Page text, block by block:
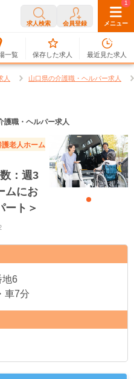
求人検索 会員登録 メニュー
一覧
0
保存した求人
1
最近見た求人
人 山口県の介護職・ヘルパー求人
護職・ヘルパー求人
護老人ホーム
：週3
ムにお
ート＞
地6
車7分